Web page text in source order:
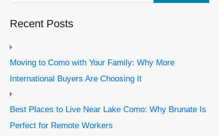
Recent Posts
Moving to Como with Your Family: Why More
International Buyers Are Choosing It
Best Places to Live Near Lake Como: Why Brunate Is
Perfect for Remote Workers